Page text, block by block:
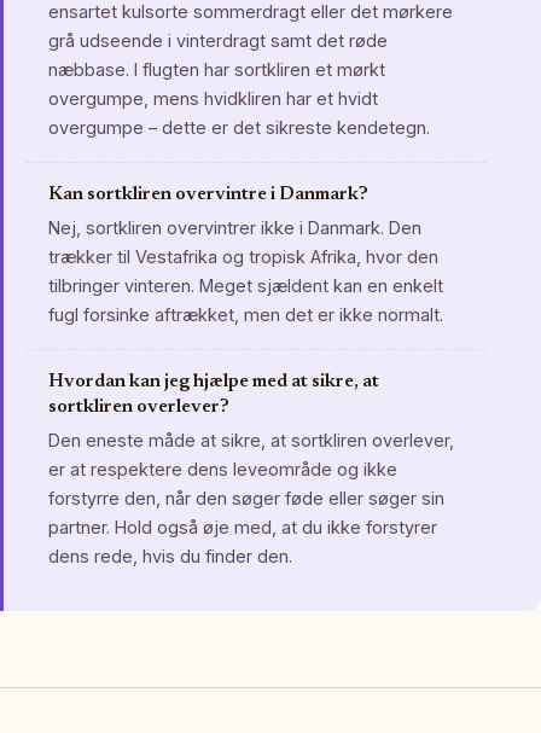
ensartet kulsorte sommerdragt eller det mørkere
grå udseende i vinterdragt samt det røde
næbbase. I flugten har sortkliren et mørkt
overgumpe, mens hvidkliren har et hvidt
overgumpe – dette er det sikreste kendetegn.
Kan sortkliren overvintre i Danmark?
Nej, sortkliren overvintrer ikke i Danmark. Den
trækker til Vestafrika og tropisk Afrika, hvor den
tilbringer vinteren. Meget sjældent kan en enkelt
fugl forsinke aftrækket, men det er ikke normalt.
Hvordan kan jeg hjælpe med at sikre, at
sortkliren overlever?
Den eneste måde at sikre, at sortkliren overlever,
er at respektere dens leveområde og ikke
forstyrre den, når den søger føde eller søger sin
partner. Hold også øje med, at du ikke forstyrer
dens rede, hvis du finder den.